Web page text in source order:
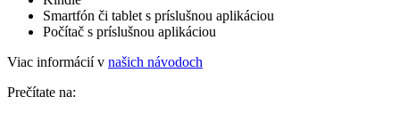
Smartfón či tablet s príslušnou aplikáciou
Počítač s príslušnou aplikáciou
Viac informácií v našich návodoch
Prečítate na: